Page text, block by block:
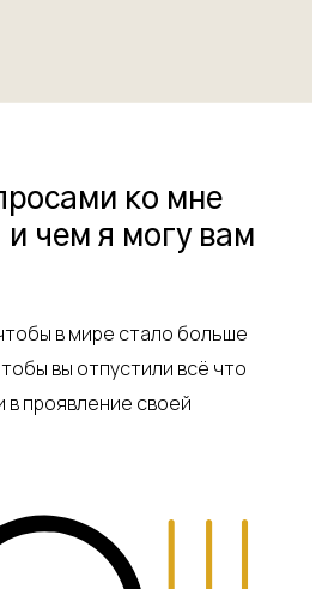
ко мне
чем я могу вам
в мире стало больше
вы отпустили всё что
проявление своей